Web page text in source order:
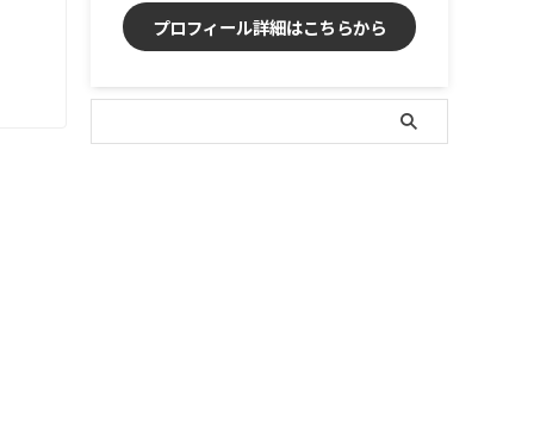
プロフィール詳細はこちらから